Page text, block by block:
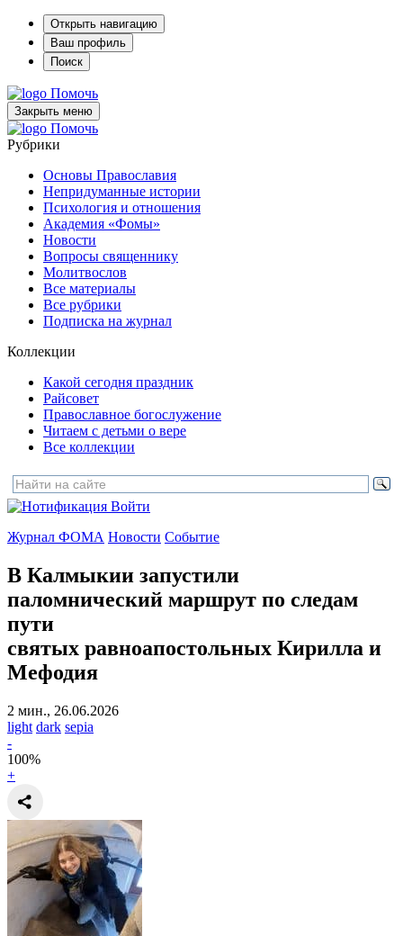
Открыть навигацию
Ваш профиль
Поиск
Помочь
Закрыть меню
Помочь
Рубрики
Основы Православия
Непридуманные истории
Психология и отношения
Академия «Фомы»
Новости
Вопросы священнику
Молитвослов
Все материалы
Все рубрики
Подписка на журнал
Коллекции
Какой сегодня праздник
Райсовет
Православное богослужение
Читаем с детьми о вере
Все коллекции
Войти
Журнал ФОМА Новости Событие
В Калмыкии запустили
паломнический маршрут по следам
пути
святых равноапостольных Кирилла и
Мефодия
2 мин., 26.06.2026
light dark sepia
-
100%
+